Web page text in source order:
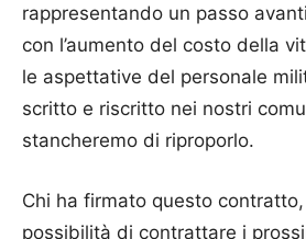
rappresentando un passo
con l’aumento del costo della
le aspettative del personale
scritto e riscritto nei nostri
stancheremo di riproporlo.
Chi ha firmato questo
possibilità di contrattare i